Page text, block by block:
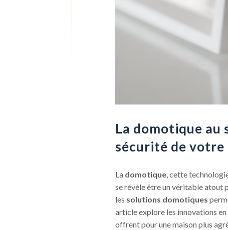
La domotique au
sécurité de votre
La domotique, cette
se révèle être un véritable atout
les solutions domotiques
article explore les innovations en
offrent pour une maison plus